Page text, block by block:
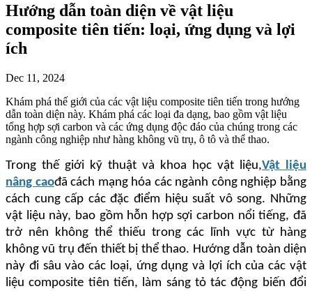
Hướng dẫn toàn diện về vật liệu
composite tiên tiến: loại, ứng dụng và lợi
ích
Dec 11, 2024
Khám phá thế giới của các vật liệu composite tiên tiến trong hướng
dẫn toàn diện này. Khám phá các loại đa dạng, bao gồm vật liệu
tổng hợp sợi carbon và các ứng dụng độc đáo của chúng trong các
ngành công nghiệp như hàng không vũ trụ, ô tô và thể thao.
Trong thế giới kỹ thuật và khoa học vật liệu,Vật liệu
nâng caođã cách mạng hóa các ngành công nghiệp bằng
cách cung cấp các đặc điểm hiệu suất vô song. Những
vật liệu này, bao gồm hỗn hợp sợi carbon nổi tiếng, đã
trở nên không thể thiếu trong các lĩnh vực từ hàng
không vũ trụ đến thiết bị thể thao. Hướng dẫn toàn diện
này đi sâu vào các loại, ứng dụng và lợi ích của các vật
liệu composite tiên tiến, làm sáng tỏ tác động biến đổi